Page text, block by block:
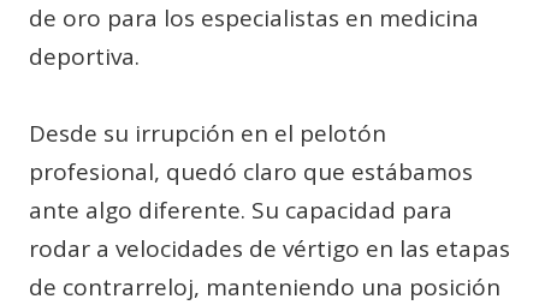
de oro para los especialistas en medicina
deportiva.
Desde su irrupción en el pelotón
profesional, quedó claro que estábamos
ante algo diferente. Su capacidad para
rodar a velocidades de vértigo en las etapas
de contrarreloj, manteniendo una posición